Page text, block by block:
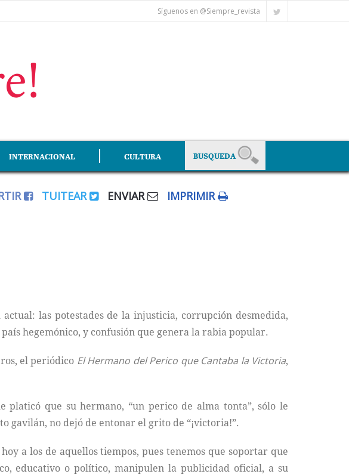
Síguenos en @Siempre_revista
INTERNACIONAL CULTURA
TUITEAR ENVIAR IMPRIMIR
las potestades de la injusticia, corrupción desmedida,
hegemónico, y confusión que genera la rabia popular.
el periódico El Hermano del Perico que Cantaba la Victoria,
platicó que su hermano, “un perico de alma tonta”, sólo le
gavilán, no dejó de entonar el grito de “¡victoria!”.
a los de aquellos tiempos, pues tenemos que soportar que
educativo o político, manipulen la publicidad oficial, a su